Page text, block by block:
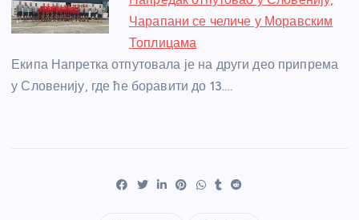
Чарапани се челиче у Моравским
Топлицама
Екипа Напретка отпутовала је на други део припрема
у Словенију, где ће боравити до 13.…